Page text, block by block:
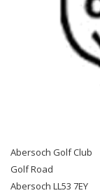
Abersoch Golf Club
Golf Road
Abersoch LL53 7EY